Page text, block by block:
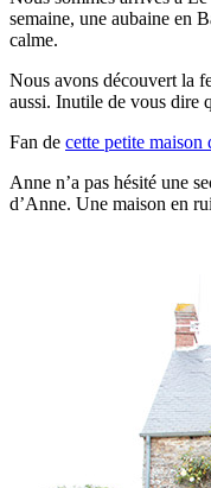
semaine, une aubaine en
calme.
Nous avons découvert la
aussi. Inutile de vous dire
Fan de cette petite maison
Anne n’a pas hésité une
d’Anne. Une maison en